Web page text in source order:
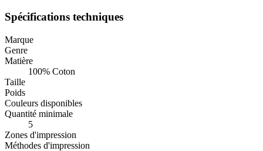
Spécifications techniques
Marque
Genre
Matière
100% Coton
Taille
Poids
Couleurs disponibles
Quantité minimale
5
Zones d'impression
Méthodes d'impression